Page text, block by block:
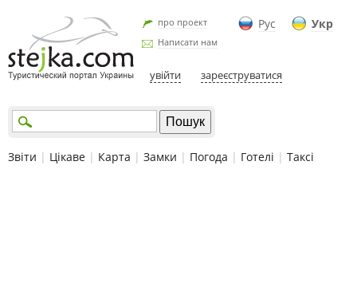
Рус Укр
про проект
Написати нам
увійти зареєструватися
Звіти | Цікаве | Карта | Замки | Погода | Готелі | Таксі